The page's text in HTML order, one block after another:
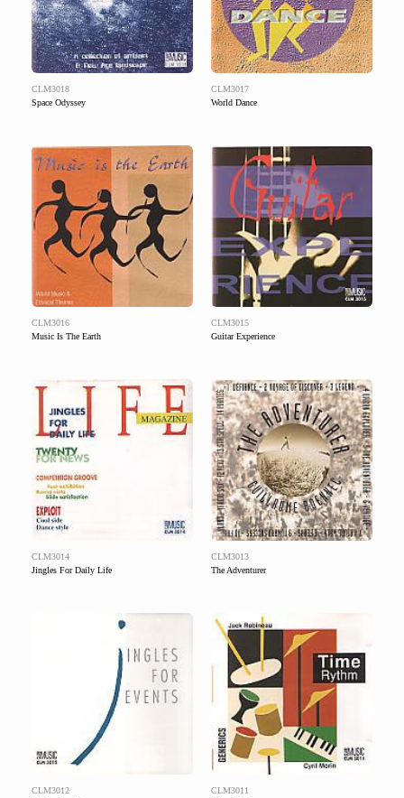
CLM3018
Space Odyssey
CLM3017
World Dance
CLM3016
Music Is The Earth
CLM3015
Guitar Experience
CLM3014
Jingles For Daily Life
CLM3013
The Adventurer
CLM3012
CLM3011